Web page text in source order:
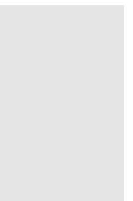
Penegakan Hukum